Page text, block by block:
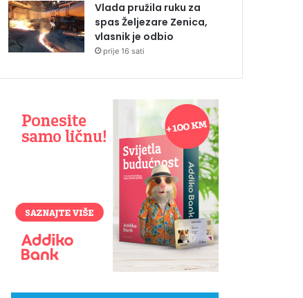
Vlada pružila ruku za
spas Željezare Zenica,
vlasnik je odbio
prije 16 sati